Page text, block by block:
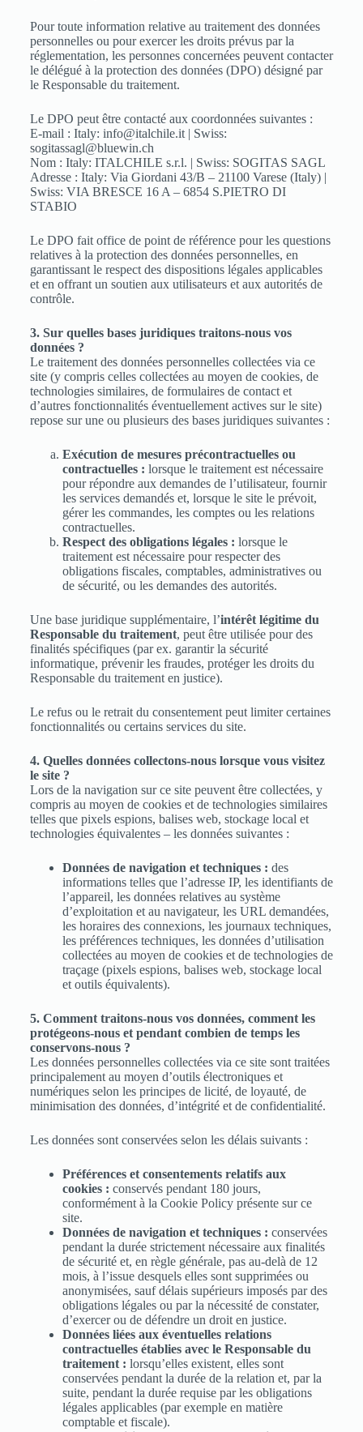
Pour toute information relative au traitement des données
personnelles ou pour exercer les droits prévus par la
réglementation, les personnes concernées peuvent contacter
le délégué à la protection des données (DPO) désigné par
le Responsable du traitement.
Le DPO peut être contacté aux coordonnées suivantes :
E-mail : Italy: info@italchile.it | Swiss:
sogitassagl@bluewin.ch
Nom : Italy: ITALCHILE s.r.l. | Swiss: SOGITAS SAGL
Adresse : Italy: Via Giordani 43/B – 21100 Varese (Italy) |
Swiss: VIA BRESCE 16 A – 6854 S.PIETRO DI
STABIO
Le DPO fait office de point de référence pour les questions
relatives à la protection des données personnelles, en
garantissant le respect des dispositions légales applicables
et en offrant un soutien aux utilisateurs et aux autorités de
contrôle.
3. Sur quelles bases juridiques traitons-nous vos
données ?
Le traitement des données personnelles collectées via ce
site (y compris celles collectées au moyen de cookies, de
technologies similaires, de formulaires de contact et
d’autres fonctionnalités éventuellement actives sur le site)
repose sur une ou plusieurs des bases juridiques suivantes :
Exécution de mesures précontractuelles ou
contractuelles : lorsque le traitement est nécessaire
pour répondre aux demandes de l’utilisateur, fournir
les services demandés et, lorsque le site le prévoit,
gérer les commandes, les comptes ou les relations
contractuelles.
Respect des obligations légales : lorsque le
traitement est nécessaire pour respecter des
obligations fiscales, comptables, administratives ou
de sécurité, ou les demandes des autorités.
Une base juridique supplémentaire, l’intérêt légitime du
Responsable du traitement, peut être utilisée pour des
finalités spécifiques (par ex. garantir la sécurité
informatique, prévenir les fraudes, protéger les droits du
Responsable du traitement en justice).
Le refus ou le retrait du consentement peut limiter certaines
fonctionnalités ou certains services du site.
4. Quelles données collectons-nous lorsque vous visitez
le site ?
Lors de la navigation sur ce site peuvent être collectées, y
compris au moyen de cookies et de technologies similaires
telles que pixels espions, balises web, stockage local et
technologies équivalentes – les données suivantes :
Données de navigation et techniques : des
informations telles que l’adresse IP, les identifiants de
l’appareil, les données relatives au système
d’exploitation et au navigateur, les URL demandées,
les horaires des connexions, les journaux techniques,
les préférences techniques, les données d’utilisation
collectées au moyen de cookies et de technologies de
traçage (pixels espions, balises web, stockage local
et outils équivalents).
5. Comment traitons-nous vos données, comment les
protégeons-nous et pendant combien de temps les
conservons-nous ?
Les données personnelles collectées via ce site sont traitées
principalement au moyen d’outils électroniques et
numériques selon les principes de licité, de loyauté, de
minimisation des données, d’intégrité et de confidentialité.
Les données sont conservées selon les délais suivants :
Préférences et consentements relatifs aux
cookies : conservés pendant 180 jours,
conformément à la Cookie Policy présente sur ce
site.
Données de navigation et techniques : conservées
pendant la durée strictement nécessaire aux finalités
de sécurité et, en règle générale, pas au-delà de 12
mois, à l’issue desquels elles sont supprimées ou
anonymisées, sauf délais supérieurs imposés par des
obligations légales ou par la nécessité de constater,
d’exercer ou de défendre un droit en justice.
Données liées aux éventuelles relations
contractuelles établies avec le Responsable du
traitement : lorsqu’elles existent, elles sont
conservées pendant la durée de la relation et, par la
suite, pendant la durée requise par les obligations
légales applicables (par exemple en matière
comptable et fiscale).